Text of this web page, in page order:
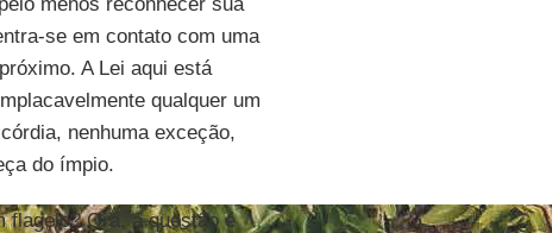
se em contato com uma
A Lei aqui está
qualquer um
nenhuma exceção,
do ímpio.
flagelo? Ora, a questão é